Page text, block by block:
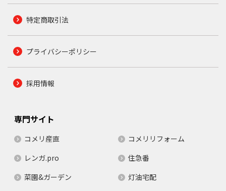
特定商取引法
プライバシーポリシー
採用情報
専門サイト
コメリ産直
コメリリフォーム
レンガ.pro
住急番
菜園&ガーデン
灯油宅配